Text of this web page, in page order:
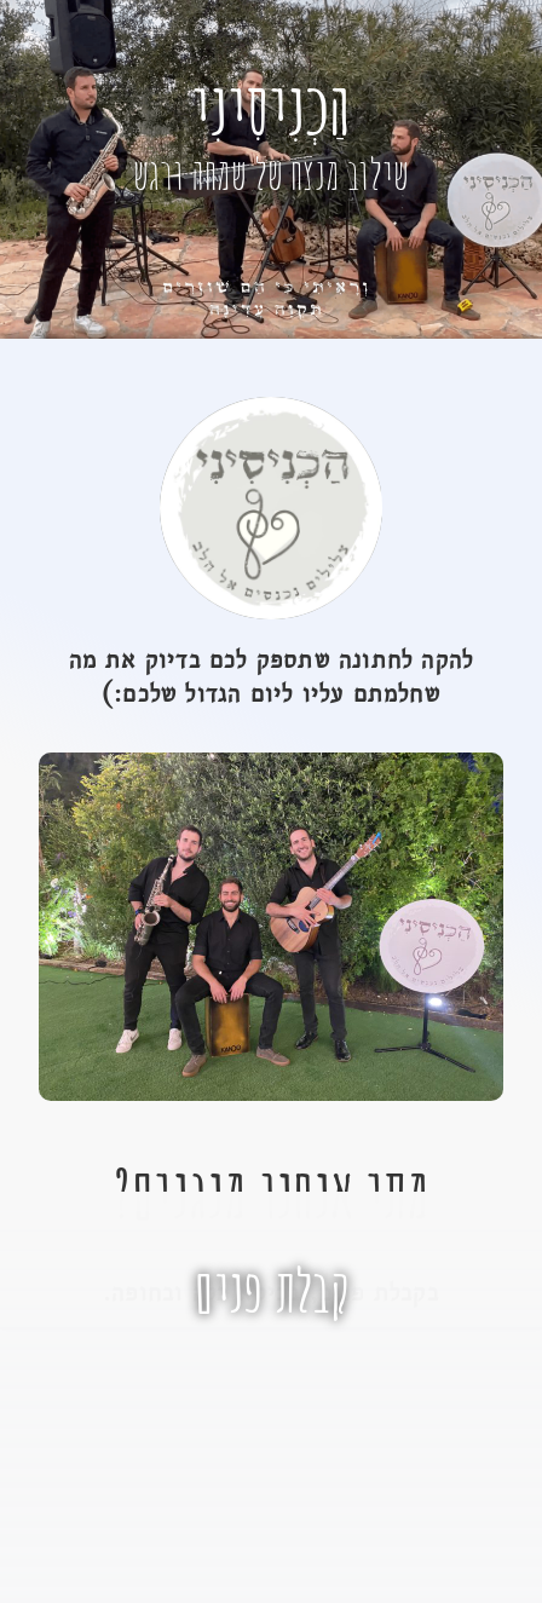
הַכְנִיסִינִי
שילוב מנצח של שמחה ורגש
להקה לחתונה שתספק לכם בדיוק את מה
שחלמתם עליו ליום הגדול שלכם:)
מתי אנחנו מנגנים?
בקבלת פנים, בכיסא כלה ובחופה.
קבלת פנים